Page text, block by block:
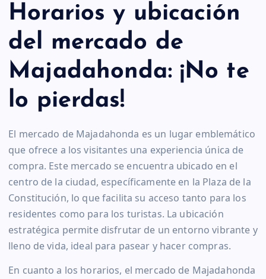
Horarios y ubicación
del mercado de
Majadahonda: ¡No te
lo pierdas!
El mercado de Majadahonda es un lugar emblemático
que ofrece a los visitantes una experiencia única de
compra. Este mercado se encuentra ubicado en el
centro de la ciudad, específicamente en la Plaza de la
Constitución, lo que facilita su acceso tanto para los
residentes como para los turistas. La ubicación
estratégica permite disfrutar de un entorno vibrante y
lleno de vida, ideal para pasear y hacer compras.
En cuanto a los horarios, el mercado de Majadahonda